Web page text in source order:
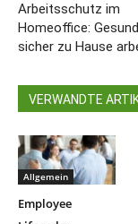
Arbeitsschutz im
Homeoffice:
sicher zu Hause
VERWANDTE
Allgemein
Employee